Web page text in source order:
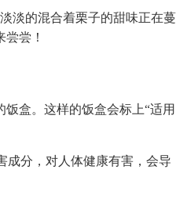
淡的混合着栗子的甜味正在蔓
尝！
饭盒。这样的饭盒会标上“适用
成分，对人体健康有害，会导